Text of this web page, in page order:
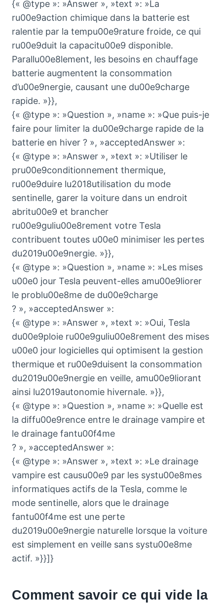
{« @type »: »Answer », »text »: »La
ru00e9action chimique dans la batterie est
ralentie par la tempu00e9rature froide, ce qui
ru00e9duit la capacitu00e9 disponible.
Parallu00e8lement, les besoins en chauffage
batterie augmentent la consommation
d’u00e9nergie, causant une du00e9charge
rapide. »}},
{« @type »: »Question », »name »: »Que puis-je
faire pour limiter la du00e9charge rapide de la
batterie en hiver ? », »acceptedAnswer »:
{« @type »: »Answer », »text »: »Utiliser le
pru00e9conditionnement thermique,
ru00e9duire lu2018utilisation du mode
sentinelle, garer la voiture dans un endroit
abritu00e9 et brancher
ru00e9guliu00e8rement votre Tesla
contribuent toutes u00e0 minimiser les pertes
du2019u00e9nergie. »}},
{« @type »: »Question », »name »: »Les mises
u00e0 jour Tesla peuvent-elles amu00e9liorer
le problu00e8me de du00e9charge
? », »acceptedAnswer »:
{« @type »: »Answer », »text »: »Oui, Tesla
du00e9ploie ru00e9guliu00e8rement des mises
u00e0 jour logicielles qui optimisent la gestion
thermique et ru00e9duisent la consommation
du2019u00e9nergie en veille, amu00e9liorant
ainsi lu2019autonomie hivernale. »}},
{« @type »: »Question », »name »: »Quelle est
la diffu00e9rence entre le drainage vampire et
le drainage fantu00f4me
? », »acceptedAnswer »:
{« @type »: »Answer », »text »: »Le drainage
vampire est causu00e9 par les systu00e8mes
informatiques actifs de la Tesla, comme le
mode sentinelle, alors que le drainage
fantu00f4me est une perte
du2019u00e9nergie naturelle lorsque la voiture
est simplement en veille sans systu00e8me
actif. »}}]}
Comment savoir ce qui vide la